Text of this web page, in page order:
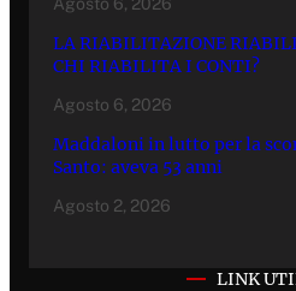
LA RIABILITAZIONE
CHI RIABILITA I CONTI?
Agosto 6, 2026
Maddaloni in lutto per la
Santo: aveva 53 anni
Agosto 2, 2026
LINK